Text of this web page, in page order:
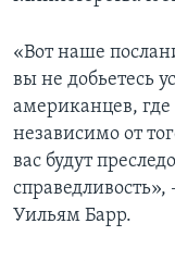
«Вот наше
вы не добьетесь
американцев,
независимо от
вас будут
Уильям Барр.